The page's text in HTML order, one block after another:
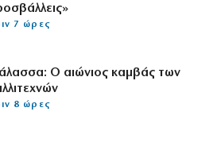
7 ώρες
Ο αιώνιος καμβάς των
8 ώρες